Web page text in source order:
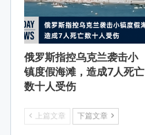
俄罗斯指控乌克兰袭击小
镇度假海滩，造成7人死亡
数十人受伤
上篇文章 下篇文章